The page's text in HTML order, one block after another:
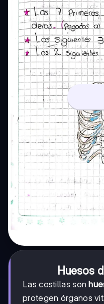
Huesos
Las costillas son
protegen órganos